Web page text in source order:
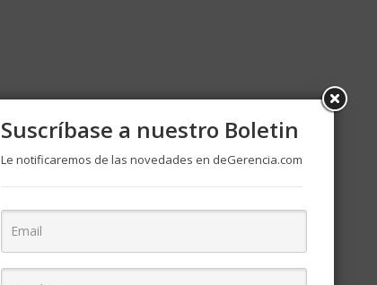
Suscríbase a nuestro Boletin
Le notificaremos de las novedades en deGerencia.com